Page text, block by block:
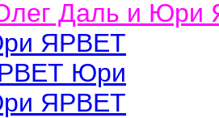
Даль и Юри
ЯРВЕТ
Юри
ЯРВЕТ